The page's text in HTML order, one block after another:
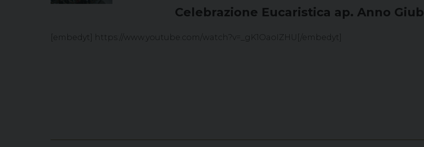
Celebrazione Eucaristica ap. Anno
[embedyt] https://www.youtube.com/watch?v=_gK1OaoIZHU[/embedyt]